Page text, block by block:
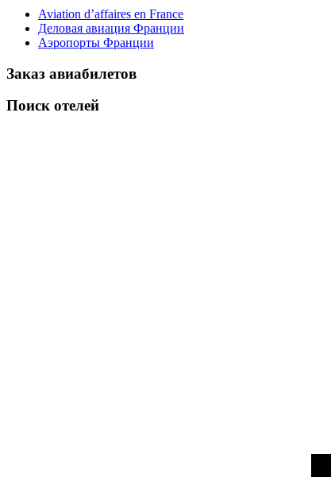
Aviation d’affaires en France
Деловая авиация Франции
Аэропорты Франции
Заказ авиабилетов
Поиск отелей